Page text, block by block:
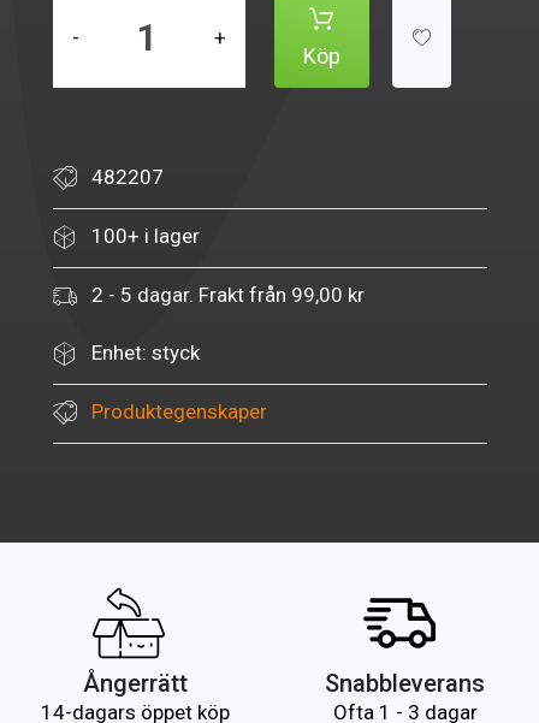
- +
Köp
482207
100+ i lager
2 - 5 dagar. Frakt från 99,00 kr
Enhet: styck
Produktegenskaper
Ångerrätt
14-dagars öppet köp
Snabbleverans
Ofta 1 - 3 dagar